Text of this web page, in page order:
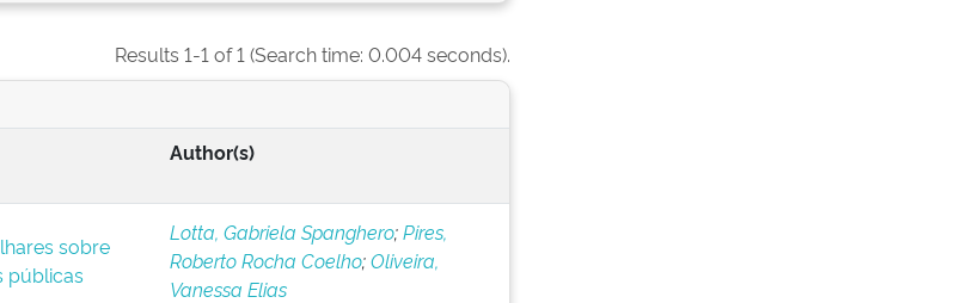
Results 1-1 of 1 (Search time: 0.004 seconds).
Author(s)
sobre
públicas
Lotta, Gabriela Spanghero;Pires,
Roberto Rocha Coelho;Oliveira,
Vanessa Elias